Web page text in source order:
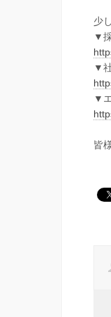
少
▼
▼
▼
皆